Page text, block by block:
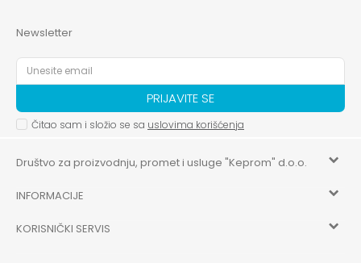
Newsletter
PRIJAVITE SE
Čitao sam i složio se sa uslovima korišćenja
Društvo za proizvodnju, promet i usluge "Keprom" d.o.o.
HILANDARSKA 32, ISTOČNO NOVO SARAJEVO, ISTOČNO
INFORMACIJE
KORISNIČKI SERVIS